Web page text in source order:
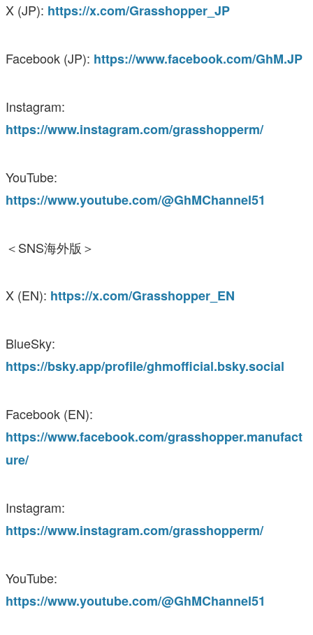
X (JP): https://x.com/Grasshopper_JP
Facebook (JP): https://www.facebook.com/GhM.JP
Instagram:
https://www.instagram.com/grasshopperm/
YouTube:
https://www.youtube.com/@GhMChannel51
＜SNS海外版＞
X (EN): https://x.com/Grasshopper_EN
BlueSky:
https://bsky.app/profile/ghmofficial.bsky.social
Facebook (EN):
https://www.facebook.com/grasshopper.manufact
ure/
Instagram:
https://www.instagram.com/grasshopperm/
YouTube:
https://www.youtube.com/@GhMChannel51